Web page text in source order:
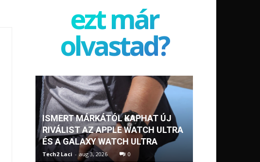
ezt már
olvastad?
ISMERT MÁRKÁTÓL KAPHAT ÚJ
RIVÁLIST AZ APPLE WATCH ULTRA
ÉS A GALAXY WATCH ULTRA
Tech2 Laci - aug 3, 2026 0